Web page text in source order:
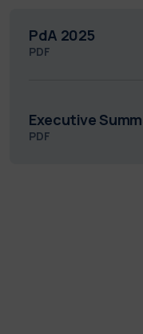
PdA 2025
PDF
Executive
PDF